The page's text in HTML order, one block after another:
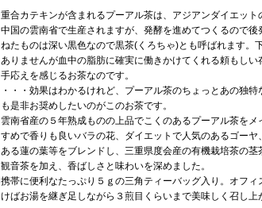
重合カテキンが含まれるプーアル茶は、アジアンダイエット
中国の雲南省で生産されますが、発酵を進めてつくるので
ねたものは深い黒色なので黒茶(くろちゃ)とも呼ばれます。
ありませんが血中の脂肪に確実に働きかけてくれる頼もし
手応えを感じるお茶なのです。
・・・効果はわかるけれど、プーアル茶のちょっとあの独
も是非お奨めしたいのがこのお茶です。
雲南省産の５年熟成ものの上品でこくのあるプーアル茶を
すめで香りも良いバラの花、ダイエットで人気のあるゴーヤ
ある蓮の葉等をブレンドし、三重県度会産の有機栽培茶の
観音茶を加え、香ばしさと味わいを深めました。
携帯に便利なたっぷり５ｇの三角ティーバッグ入り。オフィ
けばお湯を継ぎ足しながら３煎目くらいまで美味しく召し上